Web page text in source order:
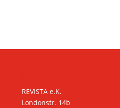
REVISTA e.K.
Londonstr. 14b